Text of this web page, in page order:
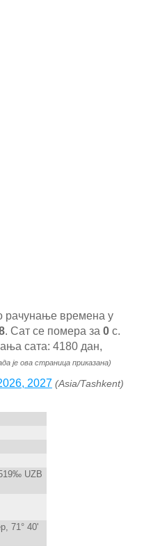
рачунање времена у
. Сат се помера за 0с.
сата: 4180 дан,
је ова страница приказана)
2027 (Asia/Tashkent)
UZB
71° 40'